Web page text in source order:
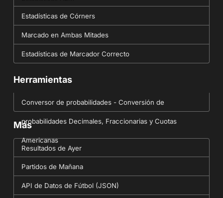
Estadísticas de Córners
Marcado en Ambas Mitades
Estadísticas de Marcador Correcto
Herramientas
Conversor de probabilidades - Conversión de
probabilidades Decimales, Fraccionarias y Cuotas
Americanas
Más
Resultados de Ayer
Partidos de Mañana
API de Datos de Fútbol (JSON)